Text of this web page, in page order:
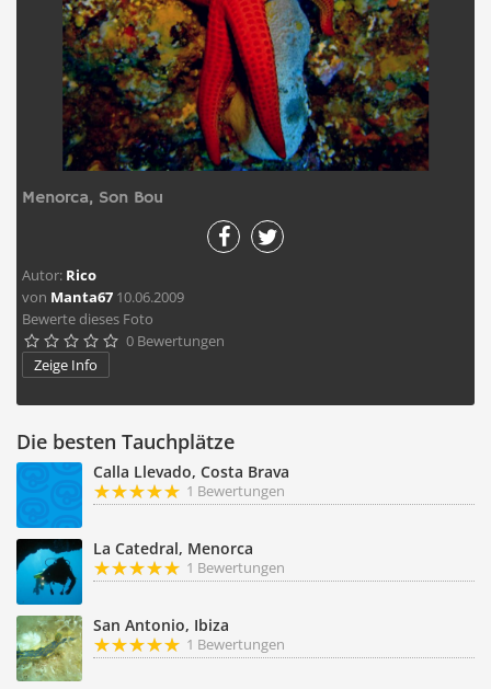
Menorca, Son Bou
Autor: Rico
von Manta67 10.06.2009
Bewerte dieses Foto
     0 Bewertungen
Zeige Info
Die besten Tauchplätze
Calla Llevado, Costa Brava
1 Bewertungen
La Catedral, Menorca
1 Bewertungen
San Antonio, Ibiza
1 Bewertungen